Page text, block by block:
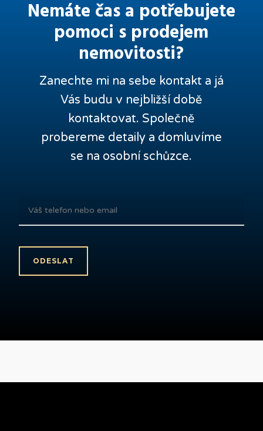
Nemáte čas a potřebujete
pomoci s prodejem
nemovitosti?
Zanechte mi na sebe kontakt a já
Vás budu v nejbližší době
kontaktovat. Společně
probereme detaily a domluvíme
se na osobní schůzce.